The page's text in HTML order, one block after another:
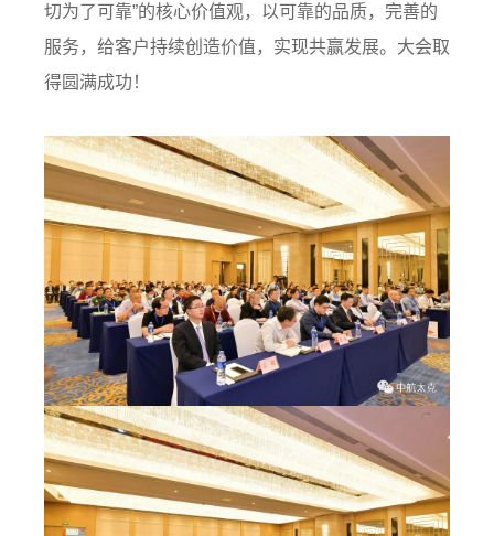
切为了可靠”的核心价值观，以可靠的品质，完善的
服务，给客户持续创造价值，实现共赢发展。大会取
得圆满成功！